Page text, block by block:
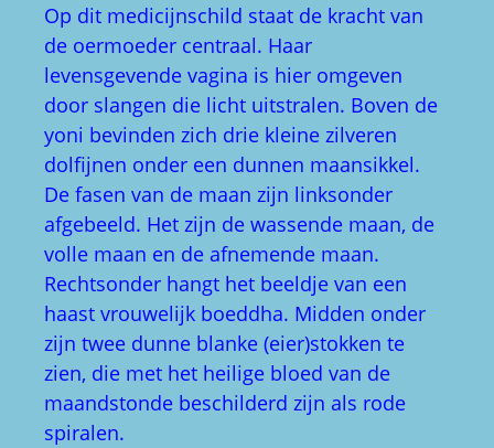
Op dit medicijnschild staat de kracht van
de oermoeder centraal. Haar
levensgevende vagina is hier omgeven
door slangen die licht uitstralen. Boven de
yoni bevinden zich drie kleine zilveren
dolfijnen onder een dunnen maansikkel.
De fasen van de maan zijn linksonder
afgebeeld. Het zijn de wassende maan, de
volle maan en de afnemende maan.
Rechtsonder hangt het beeldje van een
haast vrouwelijk boeddha. Midden onder
zijn twee dunne blanke (eier)stokken te
zien, die met het heilige bloed van de
maandstonde beschilderd zijn als rode
spiralen.